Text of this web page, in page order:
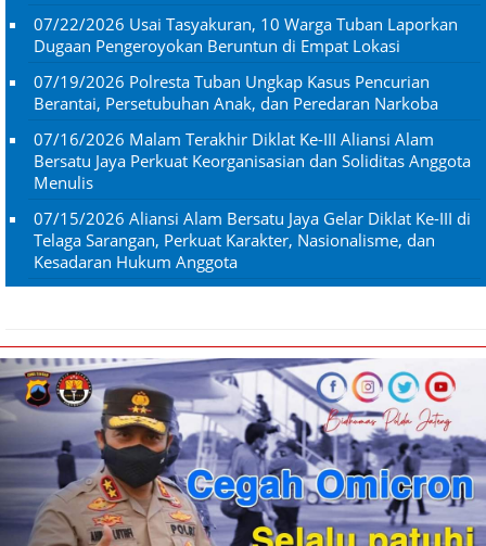
07/22/2026 Usai Tasyakuran, 10 Warga Tuban Laporkan
Dugaan Pengeroyokan Beruntun di Empat Lokasi
07/19/2026 Polresta Tuban Ungkap Kasus Pencurian
Berantai, Persetubuhan Anak, dan Peredaran Narkoba
07/16/2026 Malam Terakhir Diklat Ke-III Aliansi Alam
Bersatu Jaya Perkuat Keorganisasian dan Soliditas Anggota
Menulis
07/15/2026 Aliansi Alam Bersatu Jaya Gelar Diklat Ke-III di
Telaga Sarangan, Perkuat Karakter, Nasionalisme, dan
Kesadaran Hukum Anggota